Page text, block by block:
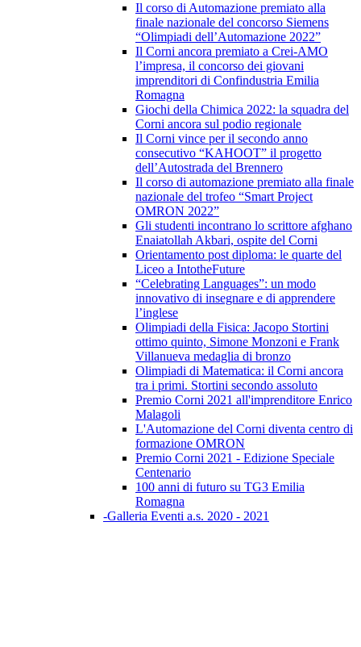
Il corso di Automazione premiato alla
finale nazionale del concorso Siemens
“Olimpiadi dell’Automazione 2022”
Il Corni ancora premiato a Crei-AMO
l’impresa, il concorso dei giovani
imprenditori di Confindustria Emilia
Romagna
Giochi della Chimica 2022: la squadra del
Corni ancora sul podio regionale
Il Corni vince per il secondo anno
consecutivo “KAHOOT” il progetto
dell’Autostrada del Brennero
Il corso di automazione premiato alla finale
nazionale del trofeo “Smart Project
OMRON 2022”
Gli studenti incontrano lo scrittore afghano
Enaiatollah Akbari, ospite del Corni
Orientamento post diploma: le quarte del
Liceo a IntotheFuture
“Celebrating Languages”: un modo
innovativo di insegnare e di apprendere
l’inglese
Olimpiadi della Fisica: Jacopo Stortini
ottimo quinto, Simone Monzoni e Frank
Villanueva medaglia di bronzo
Olimpiadi di Matematica: il Corni ancora
tra i primi. Stortini secondo assoluto
Premio Corni 2021 all'imprenditore Enrico
Malagoli
L'Automazione del Corni diventa centro di
formazione OMRON
Premio Corni 2021 - Edizione Speciale
Centenario
100 anni di futuro su TG3 Emilia
Romagna
-Galleria Eventi a.s. 2020 - 2021